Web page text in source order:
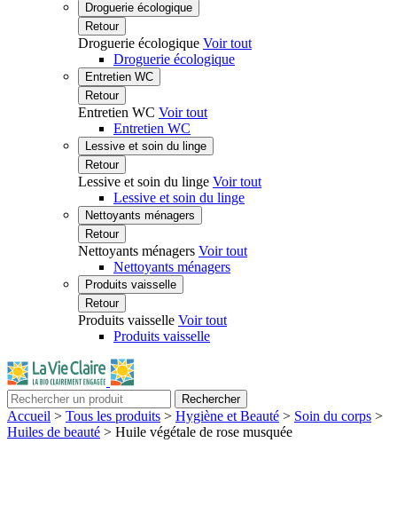
Droguerie écologique
Retour
Droguerie écologique Voir tout
Droguerie écologique
Entretien WC
Retour
Entretien WC Voir tout
Entretien WC
Lessive et soin du linge
Retour
Lessive et soin du linge Voir tout
Lessive et soin du linge
Nettoyants ménagers
Retour
Nettoyants ménagers Voir tout
Nettoyants ménagers
Produits vaisselle
Retour
Produits vaisselle Voir tout
Produits vaisselle
Rechercher
Accueil > Tous les produits > Hygiène et Beauté > Soin du corps >
Huiles de beauté > Huile végétale de rose musquée